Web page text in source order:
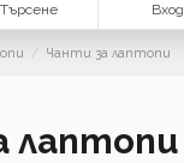
Търсене Вход
Чанти за лаптопи
лаптопи